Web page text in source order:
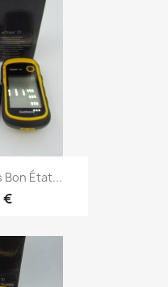
Bon État...
€